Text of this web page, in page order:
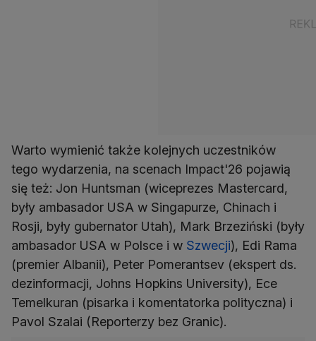
Warto wymienić także kolejnych uczestników
tego wydarzenia, na scenach Impact'26 pojawią
się też: Jon Huntsman (wiceprezes Mastercard,
były ambasador USA w Singapurze, Chinach i
Rosji, były gubernator Utah), Mark Brzeziński (były
ambasador USA w Polsce i w Szwecji), Edi Rama
(premier Albanii), Peter Pomerantsev (ekspert ds.
dezinformacji, Johns Hopkins University), Ece
Temelkuran (pisarka i komentatorka polityczna) i
Pavol Szalai (Reporterzy bez Granic).